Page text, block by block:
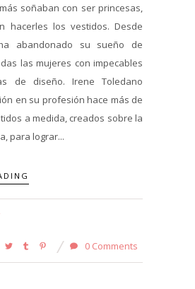
soñaban con ser princesas,
hacerles los vestidos. Desde
abandonado su sueño de
las mujeres con impecables
de diseño. Irene Toledano
en su profesión hace más de
a medida, creados sobre la
para lograr...
0 Comments